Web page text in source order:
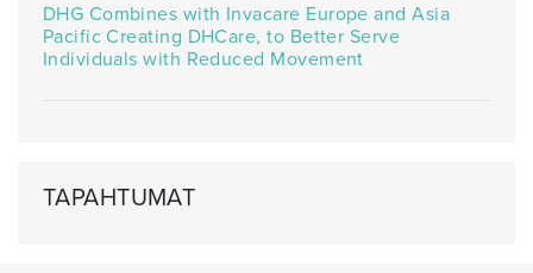
DHG Combines with Invacare Europe and Asia
Pacific Creating DHCare, to Better Serve
Individuals with Reduced Movement
TAPAHTUMAT